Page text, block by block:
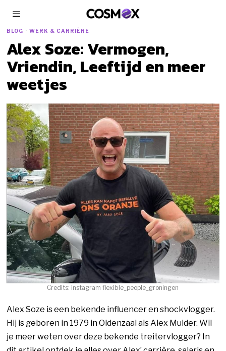
BLOG · WERK & CARRIÈRE
Alex Soze: Vermogen,
Vriendin, Leeftijd en meer
weetjes
Credits: instagram flexible_people_groningen
Alex Soze is een bekende influencer en shockvlogger.
Hij is geboren in 1979 in Oldenzaal als Alex Mulder. Wil
je meer weten over deze bekende treitervlogger? In